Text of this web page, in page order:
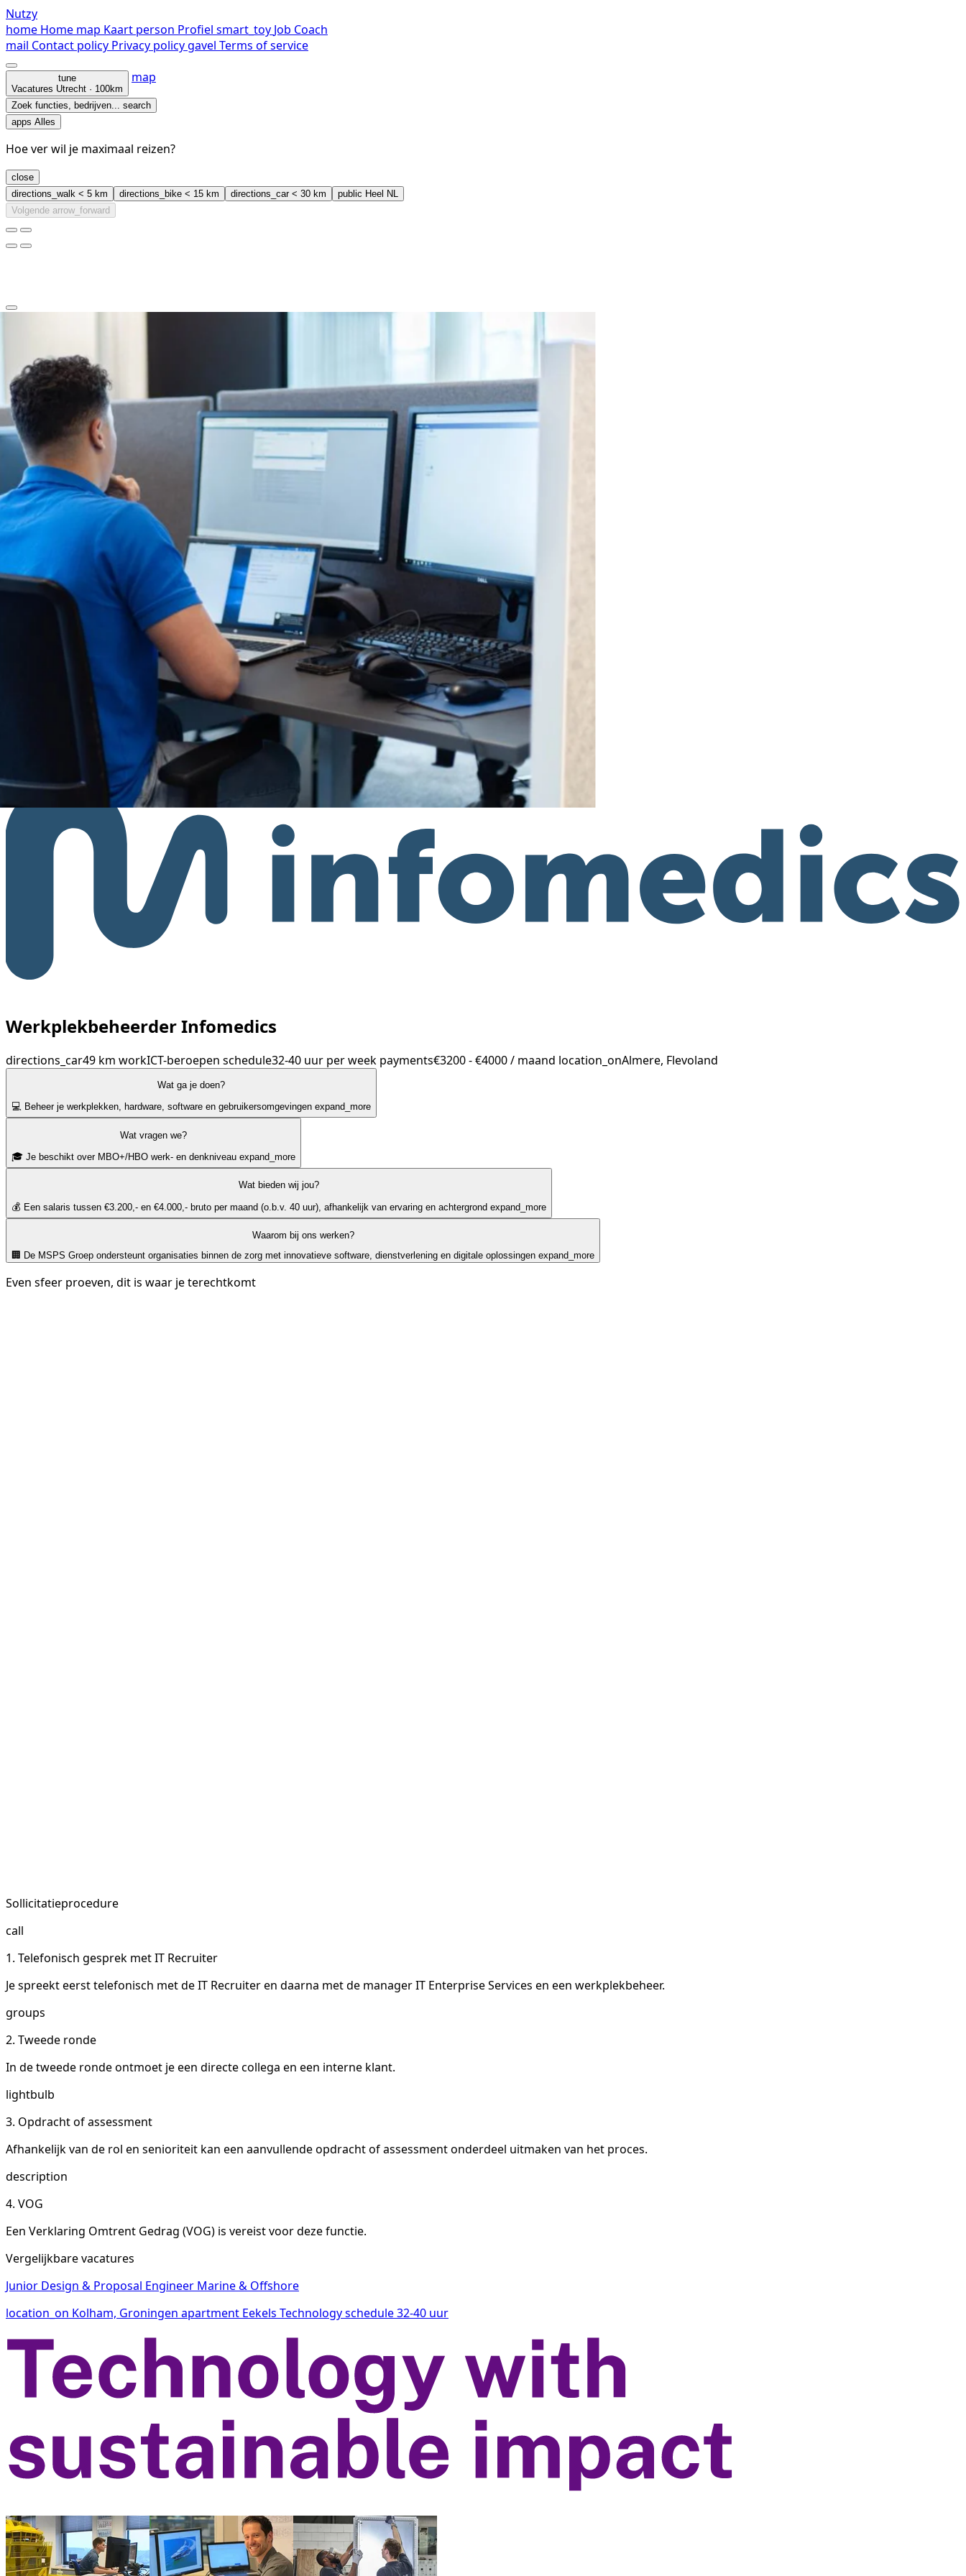
Nutzy
home Home map Kaart person Profiel smart_toy Job Coach
mail Contact policy Privacy policygavel Terms of service
tune
Vacatures Utrecht · 100km
map
Zoek functies, bedrijven... search
apps Alles
Hoe ver wil je maximaal reizen?
close
directions_walk < 5 km directions_bike < 15 km directions_car< 30 km public Heel NL
Volgende arrow_forward
Werkplekbeheerder Infomedics
directions_car49 km workICT-beroepen schedule32-40 uur per week payments€3200 - €4000 / maand location_onAlmere, Flevoland
Wat ga je doen?
💻 Beheer je werkplekken, hardware, software en gebruikersomgevingen expand_more
Wat vragen we?
🎓 Je beschikt over MBO+/HBO werk- en denkniveau expand_more
Wat bieden wij jou?
💰 Een salaris tussen €3.200,- en €4.000,- bruto per maand (o.b.v. 40 uur), afhankelijk van ervaring en achtergrond expand_more
Waarom bij ons werken?
🏢 De MSPS Groep ondersteunt organisaties binnen de zorg met innovatieve software, dienstverlening en digitale oplossingen expand_more
Even sfeer proeven, dit is waar je terechtkomt
Sollicitatieprocedure
call
1. Telefonisch gesprek met IT Recruiter
Je spreekt eerst telefonisch met de IT Recruiter en daarna met de manager IT Enterprise Services en een werkplekbeheer.
groups
2. Tweede ronde
In de tweede ronde ontmoet je een directe collega en een interne klant.
lightbulb
3. Opdracht of assessment
Afhankelijk van de rol en senioriteit kan een aanvullende opdracht of assessment onderdeel uitmaken van het proces.
description
4. VOG
Een Verklaring Omtrent Gedrag (VOG) is vereist voor deze functie.
Vergelijkbare vacatures
Junior Design & Proposal Engineer Marine & Offshore
location_on Kolham, Groningen apartment Eekels Technologyschedule32-40 uur